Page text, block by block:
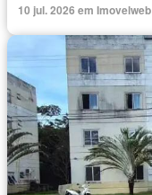
10 jul. 2026 em Imovelweb